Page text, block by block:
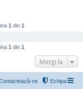
e
1 din 1
1 din 1
Mergi la
Echipa
ne